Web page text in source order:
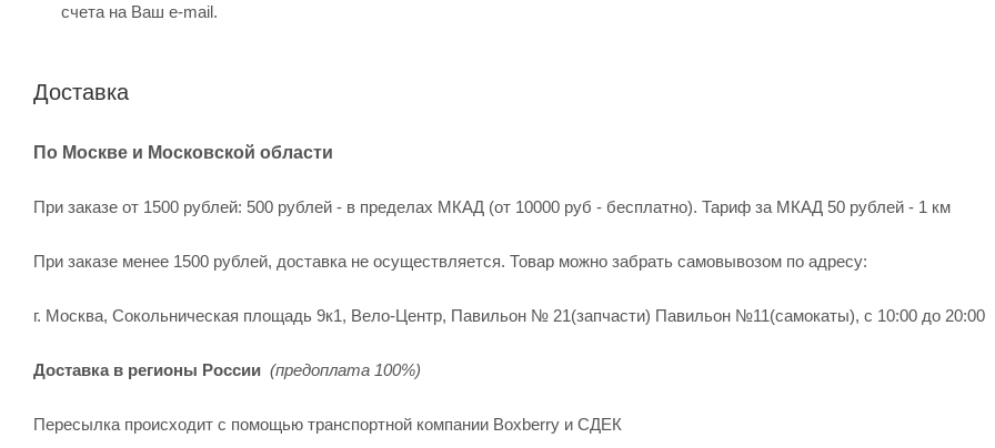
счета на Ваш e-mail.
Доставка
По Москве и Московской области
При заказе от 1500 рублей: 500 рублей - в пределах МКАД (от 10000 руб - бесплатно). Тариф за МКАД 50 рублей - 1 км
При заказе менее 1500 рублей, доставка не осуществляется. Товар можно забрать самовывозом по адресу:
г. Москва, Сокольническая площадь 9к1, Вело-Центр, Павильон № 21(запчасти) Павильон №11(cамокаты), с 10:00 до 20:00
Доставка в регионы России (предоплата 100%)
Пересылка происходит с помощью транспортной компании Boxberry и СДЕК